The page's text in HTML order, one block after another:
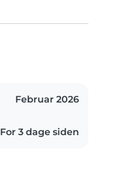
Februar 2026
For 3 dage siden